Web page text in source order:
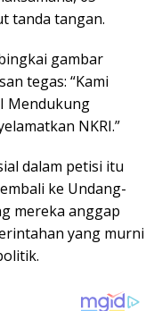
tanda tangan.
gambar
tegas: “Kami
Mendukung
NKRI.”
dalam petisi itu
ke Undang-
mereka anggap
yang murni